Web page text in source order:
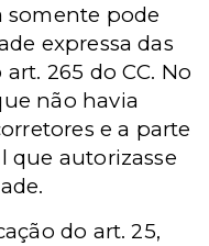
somente pode
expressa das
265 do CC. No
não havia
e a parte
que autorizasse
do art. 25,